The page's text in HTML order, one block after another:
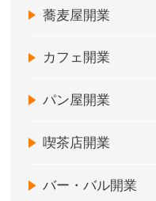
蕎麦屋開業
カフェ開業
パン屋開業
喫茶店開業
バー・バル開業